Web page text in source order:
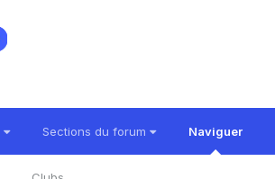
Sections du forum Naviguer